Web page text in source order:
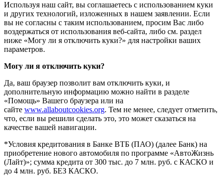
Используя наш сайт, вы соглашаетесь с использованием куки
и других технологий, изложенных в нашем заявлении. Если
вы не согласны с таким использованием, просим Вас либо
воздержаться от использования веб-сайта, либо см. раздел
ниже «Могу ли я отключить куки?» для настройки ваших
параметров.
Могу ли я отключить куки?
Да, ваш браузер позволит вам отключить куки, и
дополнительную информацию можно найти в разделе
«Помощь» Вашего браузера или на
сайте www.allaboutcookies.org. Тем не менее, следует отметить,
что, если вы решили сделать это, это может сказаться на
качестве вашей навигации.
*Условия кредитования в Банке ВТБ (ПАО) (далее Банк) на
приобретение нового автомобиля по программе «АвтоЖизнь
(Лайт)»; сумма кредита от 300 тыс. до 7 млн. руб. с КАСКО и
до 4 млн. руб. БЕЗ КАСКО.